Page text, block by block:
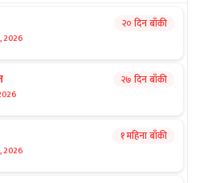
2026
२० दिन बाँकी
२७ दिन बाँकी
2026
१ महिना बाँकी